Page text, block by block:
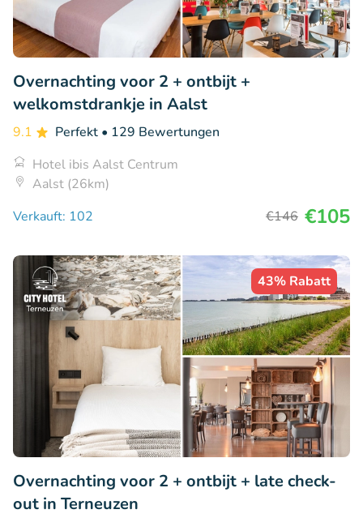
Overnachting voor 2 + ontbijt +
welkomstdrankje in Aalst
9.1 Perfekt • 129 Bewertungen
Hotel ibis Aalst Centrum
Aalst (26km)
Verkauft: 102
€146 €105
43% Rabatt
Overnachting voor 2 + ontbijt + late check-
out in Terneuzen